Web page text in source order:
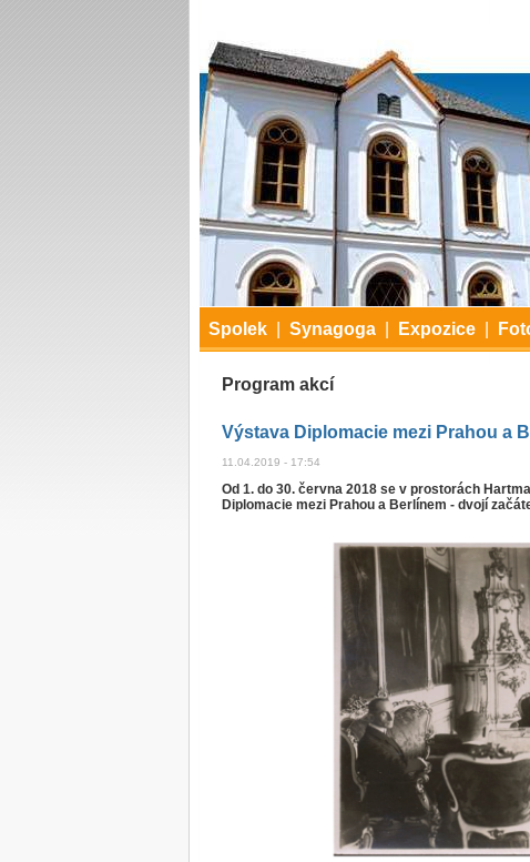
Spolek Synagoga Expozice
Program akcí
Výstava Diplomacie mezi Prahou a
11.04.2019 - 17:54
Od 1. do 30. června 2018 se v prostorách
Diplomacie mezi Prahou a Berlínem - dvojí